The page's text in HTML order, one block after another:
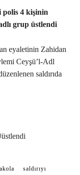
polis 4 kişinin
grup üstlendi
eyaletinin Zahidan
Ceyşü’l-Adl
saldırıda
saldırıyı